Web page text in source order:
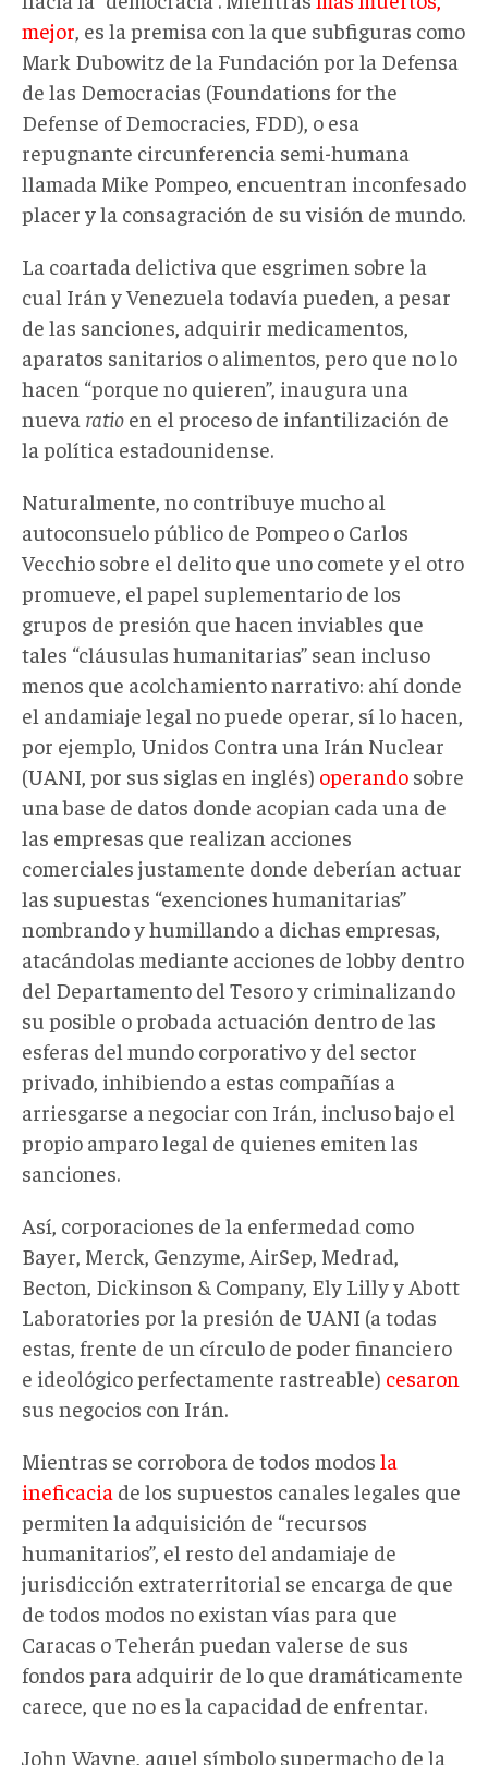
mejor, es la premisa con la que subfiguras como
Mark Dubowitz de la Fundación por la Defensa
de las Democracias (Foundations for the
Defense of Democracies, FDD), o esa
repugnante circunferencia semi-humana
llamada Mike Pompeo, encuentran inconfesado
placer y la consagración de su visión de mundo.
La coartada delictiva que esgrimen sobre la
cual Irán y Venezuela todavía pueden, a pesar
de las sanciones, adquirir medicamentos,
aparatos sanitarios o alimentos, pero que no lo
hacen “porque no quieren”, inaugura una
nueva ratio en el proceso de infantilización de
la política estadounidense.
Naturalmente, no contribuye mucho al
autoconsuelo público de Pompeo o Carlos
Vecchio sobre el delito que uno comete y el otro
promueve, el papel suplementario de los
grupos de presión que hacen inviables que
tales “cláusulas humanitarias” sean incluso
menos que acolchamiento narrativo: ahí donde
el andamiaje legal no puede operar, sí lo hacen,
por ejemplo, Unidos Contra una Irán Nuclear
(UANI, por sus siglas en inglés) operando sobre
una base de datos donde acopian cada una de
las empresas que realizan acciones
comerciales justamente donde deberían actuar
las supuestas “exenciones humanitarias”
nombrando y humillando a dichas empresas,
atacándolas mediante acciones de lobby dentro
del Departamento del Tesoro y criminalizando
su posible o probada actuación dentro de las
esferas del mundo corporativo y del sector
privado, inhibiendo a estas compañías a
arriesgarse a negociar con Irán, incluso bajo el
propio amparo legal de quienes emiten las
sanciones.
Así, corporaciones de la enfermedad como
Bayer, Merck, Genzyme, AirSep, Medrad,
Becton, Dickinson & Company, Ely Lilly y Abott
Laboratories por la presión de UANI (a todas
estas, frente de un círculo de poder financiero
e ideológico perfectamente rastreable) cesaron
sus negocios con Irán.
Mientras se corrobora de todos modos la
ineficacia de los supuestos canales legales que
permiten la adquisición de “recursos
humanitarios”, el resto del andamiaje de
jurisdicción extraterritorial se encarga de que
de todos modos no existan vías para que
Caracas o Teherán puedan valerse de sus
fondos para adquirir de lo que dramáticamente
carece, que no es la capacidad de enfrentar.
John Wayne, aquel símbolo supermacho de la